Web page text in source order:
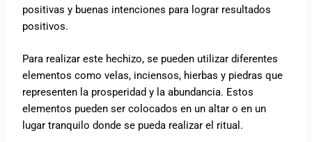
positivas y buenas intenciones para lograr resultados
positivos.
Para realizar este hechizo, se pueden utilizar diferentes
elementos como velas, inciensos, hierbas y piedras que
representen la prosperidad y la abundancia. Estos
elementos pueden ser colocados en un altar o en un
lugar tranquilo donde se pueda realizar el ritual.